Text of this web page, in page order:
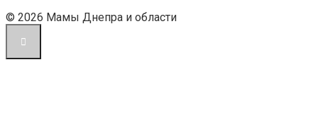
© 2026 Мамы Днепра и области